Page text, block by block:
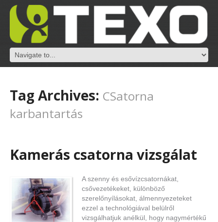
Tag Archives: CSatorna
karbantartás
Kamerás csatorna vizsgálat
A szenny és esővízcsatornákat,
csővezetékeket, különböző
szerelőnyílásokat, álmennyezeteket
ezzel a technológiával belülről
vizsgálhatjuk anélkül, hogy nagymértékű